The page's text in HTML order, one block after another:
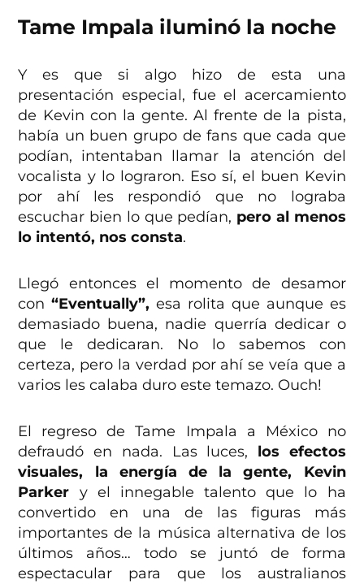
Tame Impala iluminó la noche
Y es que si algo hizo de esta una
presentación especial, fue el acercamiento
de Kevin con la gente. Al frente de la pista,
había un buen grupo de fans que cada que
podían, intentaban llamar la atención del
vocalista y lo lograron. Eso sí, el buen Kevin
por ahí les respondió que no lograba
escuchar bien lo que pedían, pero al menos
lo intentó, nos consta.
Llegó entonces el momento de desamor
con“Eventually”, esa rolita que aunque es
demasiado buena, nadie querría dedicar o
que le dedicaran. No lo sabemos con
certeza, pero la verdad por ahí se veía que a
varios les calaba duro este temazo. Ouch!
El regreso de Tame Impala a México no
defraudó en nada. Las luces, los efectos
visuales, la energía de la gente, Kevin
Parker y el innegable talento que lo ha
convertido en una de las figuras más
importantes de la música alternativa de los
últimos años… todo se juntó de forma
espectacular para que los australianos